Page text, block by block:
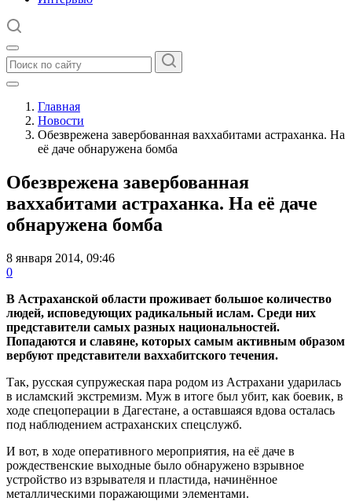
Главная
Новости
Обезврежена завербованная ваххабитами астраханка. На
её даче обнаружена бомба
Обезврежена завербованная
ваххабитами астраханка. На её даче
обнаружена бомба
8 января 2014, 09:46
0
В Астраханской области проживает большое количество
людей, исповедующих радикальный ислам. Среди них
представители самых разных национальностей.
Попадаются и славяне, которых самым активным образом
вербуют представители ваххабитского течения.
Так, русская супружеская пара родом из Астрахани ударилась
в исламский экстремизм. Муж в итоге был убит, как боевик, в
ходе спецоперации в Дагестане, а оставшаяся вдова осталась
под наблюдением астраханских спецслужб.
И вот, в ходе оперативного мероприятия, на её даче в
рождественские выходные было обнаружено взрывное
устройство из взрывателя и пластида, начинённое
металлическими поражающими элементами.